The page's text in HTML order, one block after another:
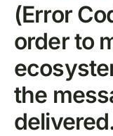
(Error
order to
the